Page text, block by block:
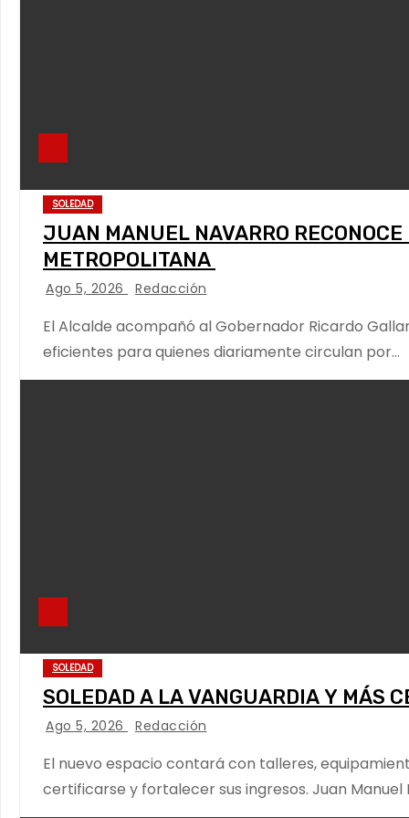
SOLEDAD
JUAN MANUEL NAVARRO
METROPOLITANA
Ago 5, 2026 Redacción
El Alcalde acompañó al Gobernador Ricardo
eficientes para quienes diariamente circulan por…
SOLEDAD
SOLEDAD A LA VANGUARDIA Y MÁS
Ago 5, 2026 Redacción
El nuevo espacio contará con talleres,
certificarse y fortalecer sus ingresos. Juan Manuel